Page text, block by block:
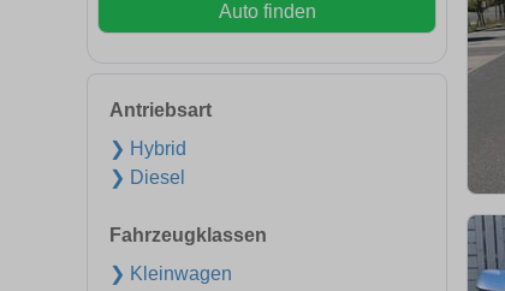
Auto finden
Antriebsart
❯ Hybrid
❯ Diesel
Fahrzeugklassen
❯ Kleinwagen